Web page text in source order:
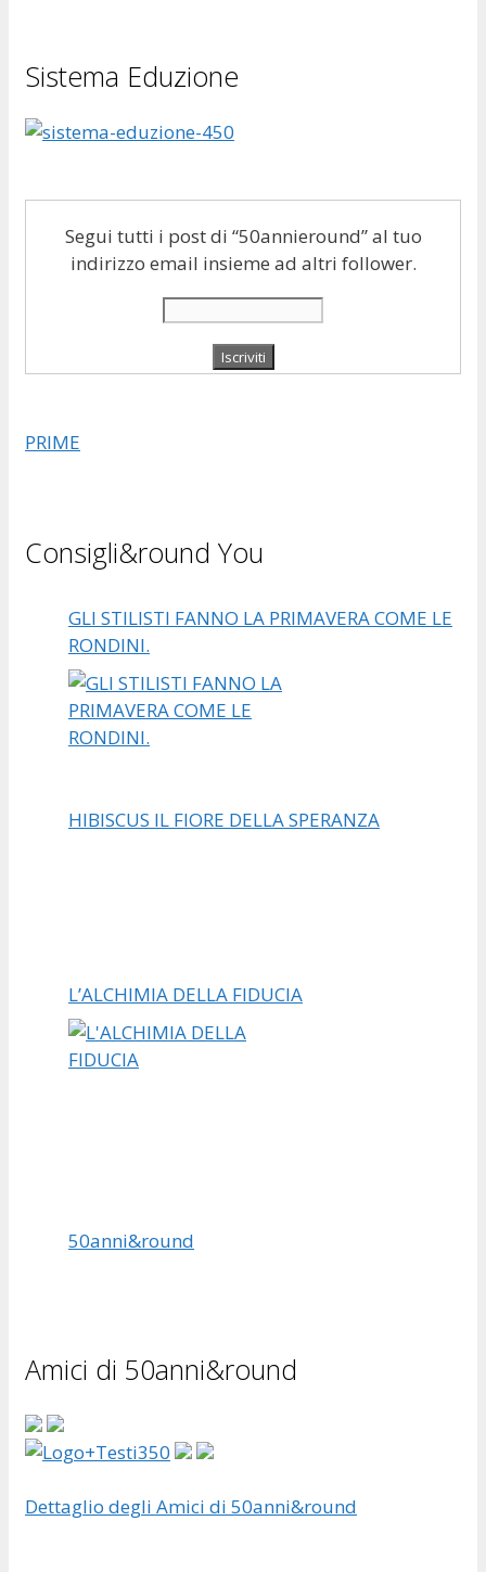
Sistema Eduzione
Segui tutti i post di “50annieround” al tuo
indirizzo email insieme ad altri follower.
PRIME
Consigli&round You
GLI STILISTI FANNO LA PRIMAVERA COME LE
RONDINI.
HIBISCUS IL FIORE DELLA SPERANZA
L’ALCHIMIA DELLA FIDUCIA
50anni&round
Amici di 50anni&round
Dettaglio degli Amici di 50anni&round